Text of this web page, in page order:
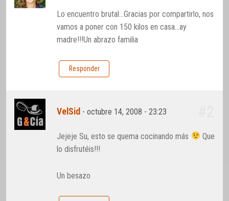
Lo encuentro brutal…Gracias por compartirlo, nos
vamos a poner con 150 kilos en casa…ay
madre!!!Un abrazo familia
Responder
VelSid -octubre 14, 2008 - 23:23
Jejeje Su, esto se quema cocinando más
Que
lo disfrutéis!!!
Un besazo